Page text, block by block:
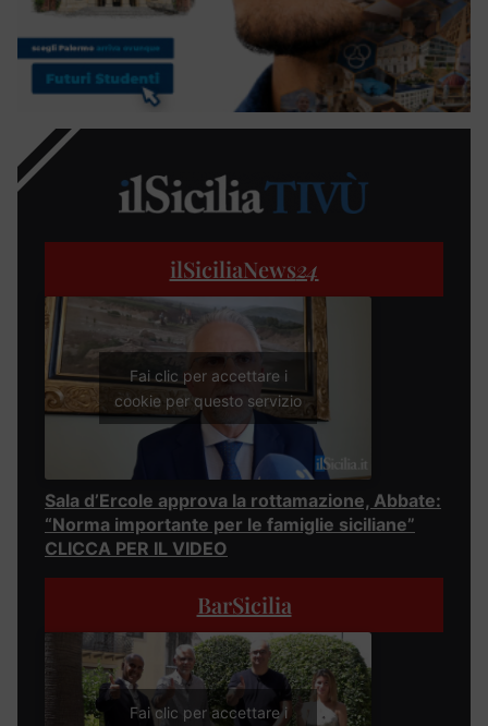
ilSiciliaNews24
Fai clic per accettare i
cookie per questo servizio
Sala d’Ercole approva la rottamazione, Abbate:
“Norma importante per le famiglie siciliane”
CLICCA PER IL VIDEO
BarSicilia
Fai clic per accettare i